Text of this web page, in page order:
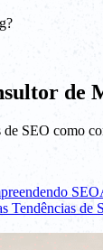
de
SEO como
SEO
Tendências de